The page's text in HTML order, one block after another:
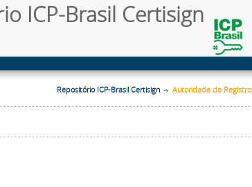
ICP-Brasil Certisign
Repositório ICP-Brasil Certisign Autoridade de Registro